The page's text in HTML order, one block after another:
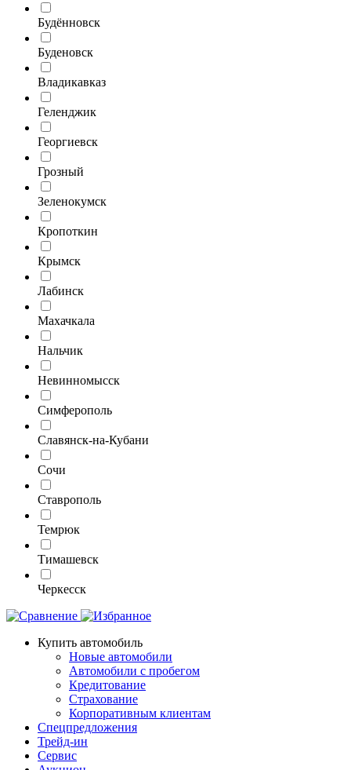
Будённовск
Буденовск
Владикавказ
Геленджик
Георгиевск
Грозный
Зеленокумск
Кропоткин
Крымск
Лабинск
Махачкала
Нальчик
Невинномысск
Симферополь
Славянск-на-Кубани
Сочи
Ставрополь
Темрюк
Тимашевск
Черкесск
Купить автомобиль
Новые автомобили
Автомобили с пробегом
Кредитование
Страхование
Корпоративным клиентам
Спецпредложения
Трейд-ин
Сервис